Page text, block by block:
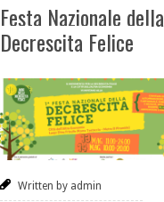
Festa Nazionale della
Decrescita Felice
Written by admin